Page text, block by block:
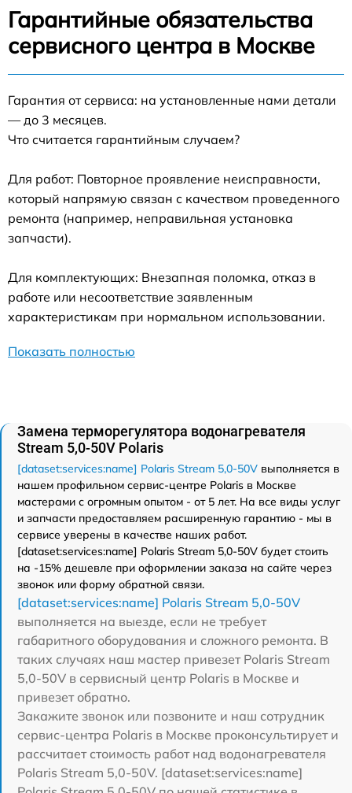
Гарантийные обязательства
сервисного центра в Москве
Гарантия от сервиса: на установленные нами детали
— до 3 месяцев.
Что считается гарантийным случаем?
Для работ: Повторное проявление неисправности,
который напрямую связан с качеством проведенного
ремонта (например, неправильная установка
запчасти).
Для комплектующих: Внезапная поломка, отказ в
работе или несоответствие заявленным
характеристикам при нормальном использовании.
Показать полностью
Замена терморегулятора водонагревателя
Stream 5,0-50V Polaris
[dataset:services:name] Polaris Stream 5,0-50V выполняется в
нашем профильном сервис-центре Polaris в Москве
мастерами с огромным опытом - от 5 лет. На все виды услуг
и запчасти предоставляем расширенную гарантию - мы в
сервисе уверены в качестве наших работ.
[dataset:services:name] Polaris Stream 5,0-50V будет стоить
на -15% дешевле при оформлении заказа на сайте через
звонок или форму обратной связи.
[dataset:services:name] Polaris Stream 5,0-50V
выполняется на выезде, если не требует
габаритного оборудования и сложного ремонта. В
таких случаях наш мастер привезет Polaris Stream
5,0-50V в сервисный центр Polaris в Москве и
привезет обратно.
Закажите звонок или позвоните и наш сотрудник
сервис-центра Polaris в Москве проконсультирует и
рассчитает стоимость работ над водонагревателя
Polaris Stream 5,0-50V. [dataset:services:name]